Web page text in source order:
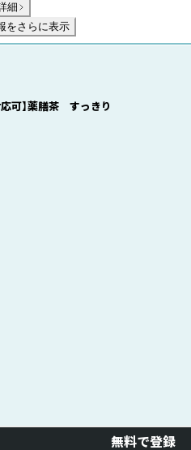
細
をさらに表示
応可】薬膳茶 すっきり
無料で登録